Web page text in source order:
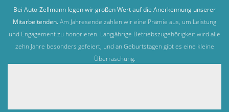
Bei Auto-Zellmann legen wir großen Wert auf die Anerkennung unserer
Mitarbeitenden.Am Jahresende zahlen wir eine Prämie aus, um Leistung
und Engagement zu honorieren. Langjährige Betriebszugehörigkeit wird alle
zehn Jahre besonders gefeiert, und an Geburtstagen gibt es eine kleine
Überraschung.